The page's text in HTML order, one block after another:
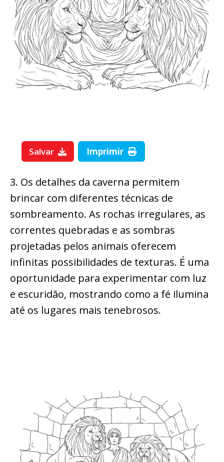
Salvar Imprimir
3. Os detalhes da caverna permitem
brincar com diferentes técnicas de
sombreamento. As rochas irregulares, as
correntes quebradas e as sombras
projetadas pelos animais oferecem
infinitas possibilidades de texturas. É uma
oportunidade para experimentar com luz
e escuridão, mostrando como a fé ilumina
até os lugares mais tenebrosos.